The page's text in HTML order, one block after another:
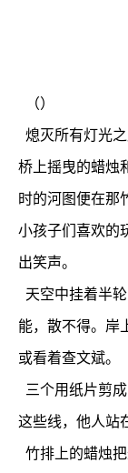
（）
熄灭所有灯光
桥上摇曳的蜡烛
时的河图便在那
小孩子们喜欢的
出笑声。
天空中挂着半
能，散不得。岸
或看着查文斌。
三个用纸片剪
这些线，他人站
竹排上的蜡烛